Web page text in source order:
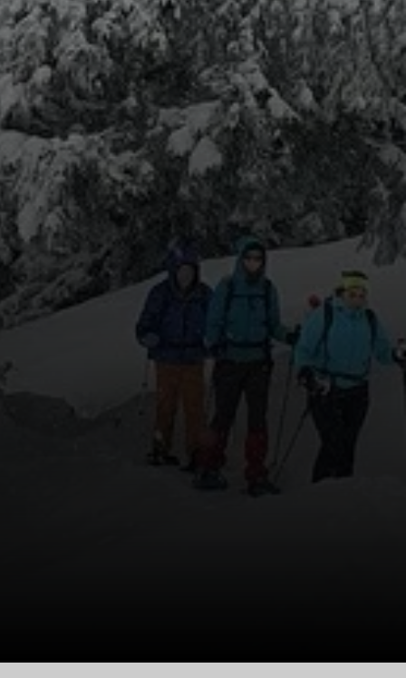
© DAV-FN/Anna Schababerle
© DAV-FN/Anna Schababerle